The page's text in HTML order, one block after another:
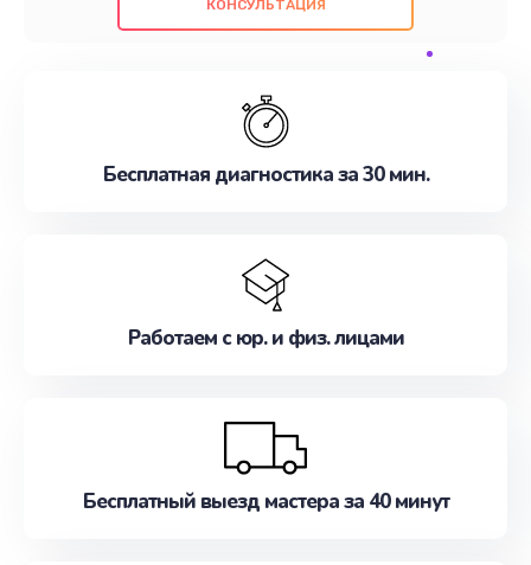
проведенных работ. Наша цель - предоставить
наилучшим образом. Не медлите записаться на
КОНСУЛЬТАЦИЯ
Бесплатная диагностика за 30 мин.
Работаем с юр. и физ. лицами
Бесплатный выезд мастера за 40 минут